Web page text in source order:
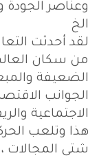
وعناصر الجودة
الخ
لقد أحدثت
من سكان
الضعيفة
الجوانب
الاجتماعية
هذا وتلعب
شتى المجالات